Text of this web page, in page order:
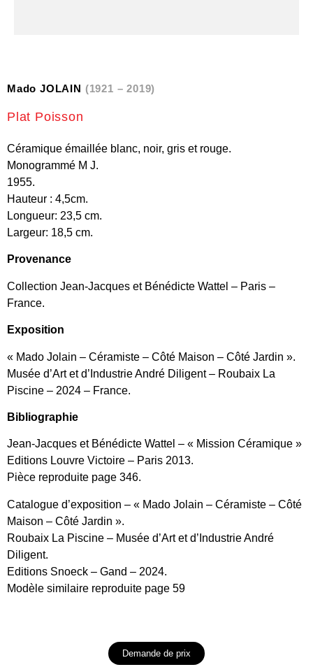
Mado JOLAIN (1921 – 2019)
Plat Poisson
Céramique émaillée blanc, noir, gris et rouge.
Monogrammé M J.
1955.
Hauteur : 4,5cm.
Longueur: 23,5 cm.
Largeur: 18,5 cm.
Provenance
Collection Jean-Jacques et Bénédicte Wattel – Paris –
France.
Exposition
« Mado Jolain – Céramiste – Côté Maison – Côté Jardin ».
Musée d’Art et d’Industrie André Diligent – Roubaix La
Piscine – 2024 – France.
Bibliographie
Jean-Jacques et Bénédicte Wattel – « Mission Céramique »
Editions Louvre Victoire – Paris 2013.
Pièce reproduite page 346.
Catalogue d’exposition – « Mado Jolain – Céramiste – Côté
Maison – Côté Jardin ».
Roubaix La Piscine – Musée d’Art et d’Industrie André
Diligent.
Editions Snoeck – Gand – 2024.
Modèle similaire reproduite page 59
Demande de prix